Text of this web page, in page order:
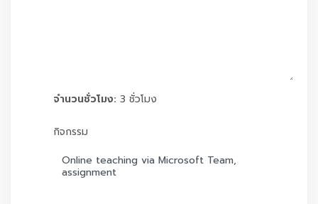
จำนวนชั่วโมง: 3 ชั่วโมง
กิจกรรม